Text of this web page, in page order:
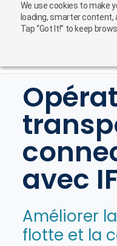
We use cookies to make
loading, smarter content,
Tap “Got It!” to keep
Carrieres
avec
Améliorer
flotte et la